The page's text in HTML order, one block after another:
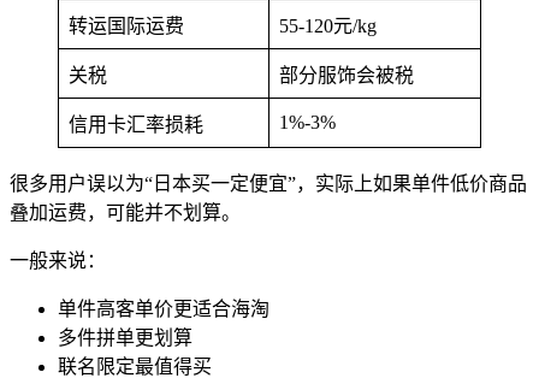
转运国际运费 55-120元/kg
关税 部分服饰会被税
信用卡汇率损耗 1%-3%
很多用户误以为“日本买一定便宜”，实际上如果单件低价商品
叠加运费，可能并不划算。
一般来说：
单件高客单价更适合海淘
多件拼单更划算
联名限定最值得买